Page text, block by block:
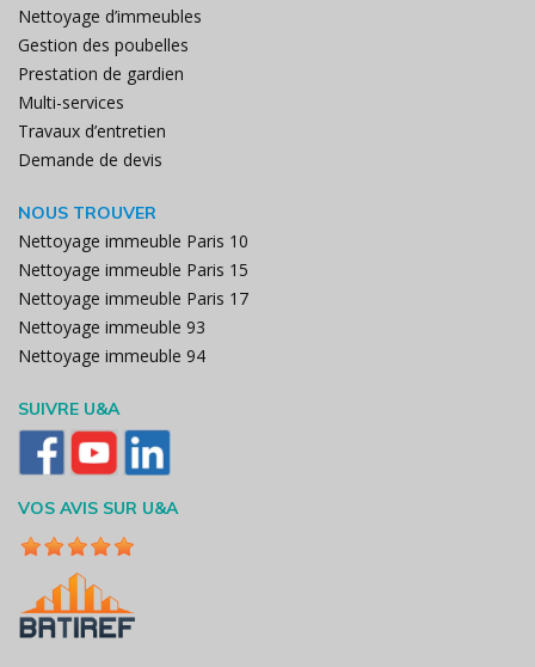
Nettoyage d’immeubles
Gestion des poubelles
Prestation de gardien
Multi-services
Travaux d’entretien
Demande de devis
NOUS TROUVER
Nettoyage immeuble Paris 10
Nettoyage immeuble Paris 15
Nettoyage immeuble Paris 17
Nettoyage immeuble 93
Nettoyage immeuble 94
SUIVRE U&A
VOS AVIS SUR U&A